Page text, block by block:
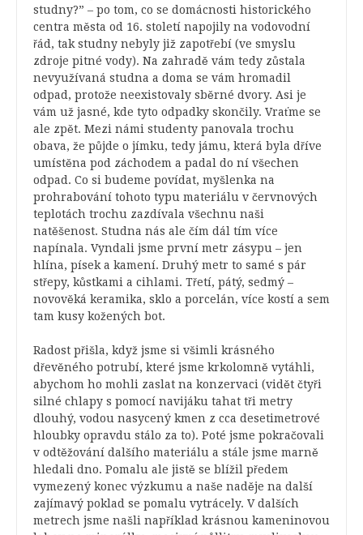
studny?” – po tom, co se domácnosti historického
centra města od 16. století napojily na vodovodní
řád, tak studny nebyly již zapotřebí (ve smyslu
zdroje pitné vody). Na zahradě vám tedy zůstala
nevyužívaná studna a doma se vám hromadil
odpad, protože neexistovaly sběrné dvory. Asi je
vám už jasné, kde tyto odpadky skončily. Vraťme se
ale zpět. Mezi námi studenty panovala trochu
obava, že půjde o jímku, tedy jámu, která byla dříve
umístěna pod záchodem a padal do ní všechen
odpad. Co si budeme povídat, myšlenka na
prohrabování tohoto typu materiálu v červnových
teplotách trochu zazdívala všechnu naši
natěšenost. Studna nás ale čím dál tím více
napínala. Vyndali jsme první metr zásypu – jen
hlína, písek a kamení. Druhý metr to samé s pár
střepy, kůstkami a cihlami. Třetí, pátý, sedmý –
novověká keramika, sklo a porcelán, více kostí a sem
tam kusy kožených bot.
Radost přišla, když jsme si všimli krásného
dřevěného potrubí, které jsme krkolomně vytáhli,
abychom ho mohli zaslat na konzervaci (vidět čtyři
silné chlapy s pomocí navijáku tahat tři metry
dlouhý, vodou nasycený kmen z cca desetimetrové
hloubky opravdu stálo za to). Poté jsme pokračovali
v odtěžování dalšího materiálu a stále jsme marně
hledali dno. Pomalu ale jistě se blížil předem
vymezený konec výzkumu a naše naděje na další
zajímavý poklad se pomalu vytrácely. V dalších
metrech jsme našli například krásnou kameninovou